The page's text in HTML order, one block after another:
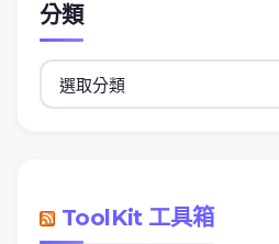
分類
分
類
ToolKit 工具箱